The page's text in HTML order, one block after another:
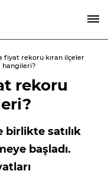
fiyat rekoru kıran ilçeler
hangileri?
rekoru
birlikte satılık
başladı.